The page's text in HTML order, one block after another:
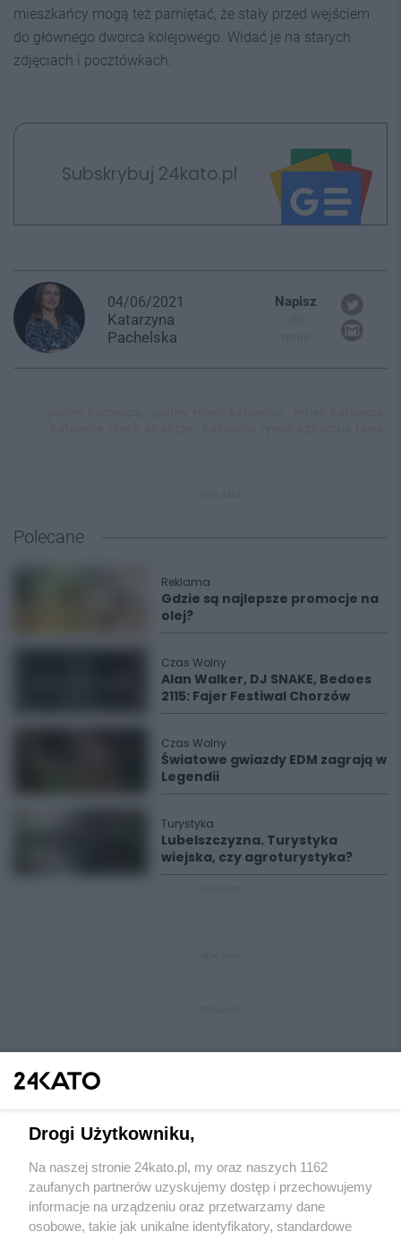
mieszkańcy mogą też pamiętać, że stały przed wejściem
do głównego dworca kolejowego. Widać je na starych
zdjęciach i pocztówkach.
Subskrybuj 24kato.pl
04/06/2021
Katarzyna
Pachelska
Napisz
Polecane
Reklama
Gdzie są najlepsze promocje na
olej?
Czas Wolny
Alan Walker, DJ SNAKE, Bedoes
2115: Fajer Festiwal Chorzów
Czas Wolny
Światowe gwiazdy EDM zagrają w
Legendii
Turystyka
Lubelszczyzna. Turystyka
wiejska, czy agroturystyka?
Wydawca mediów lokalnych
Drogi Użytkowniku,
Na naszej stronie 24kato.pl, my oraz naszych 1162
zaufanych partnerów uzyskujemy dostęp i przechowujemy
informacje na urządzeniu oraz przetwarzamy dane
osobowe, takie jak unikalne identyfikatory, standardowe